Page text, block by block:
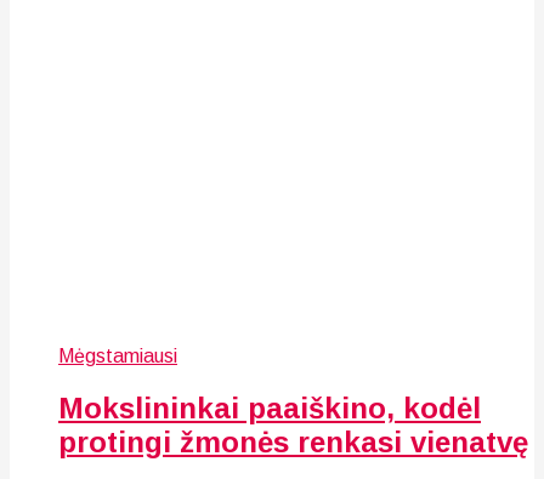
Mėgstamiausi
Mokslininkai paaiškino, kodėl
protingi žmonės renkasi vienatvę